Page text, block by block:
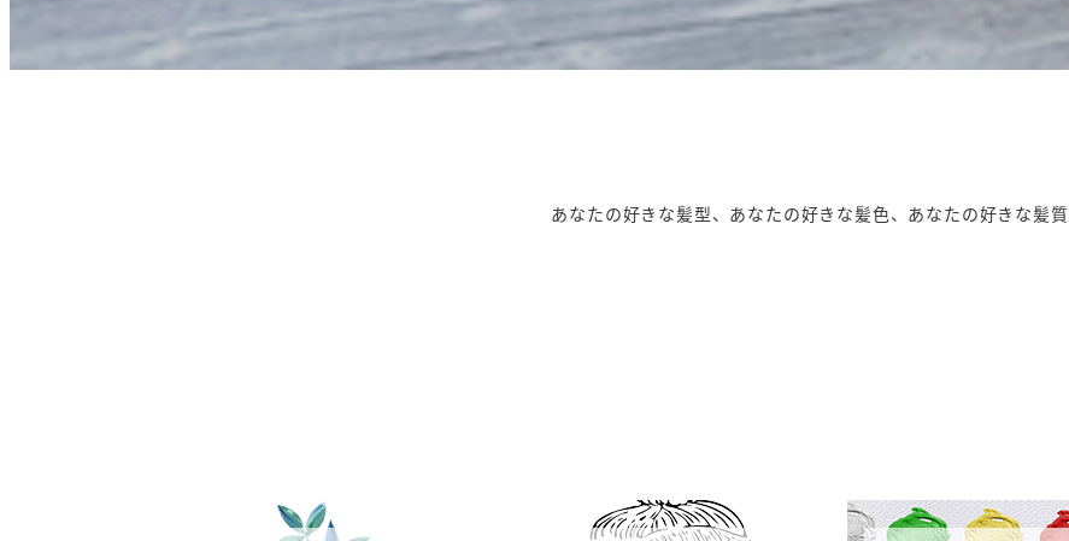
あなたの好きな髪型、あなたの好きな髪色、あなたの好きな髪質